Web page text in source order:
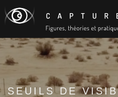
SEUILS DE